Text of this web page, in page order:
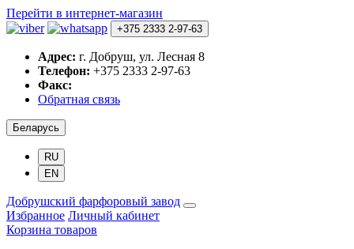
Перейти в интернет-магазин
+375 2333 2-97-63
Адрес: г. Добруш, ул. Лесная 8
Телефон: +375 2333 2-97-63
Факс:
Обратная связь
Беларусь
RU
EN
Добрушский фарфоровый завод
Избранное Личный кабинет
Корзина товаров